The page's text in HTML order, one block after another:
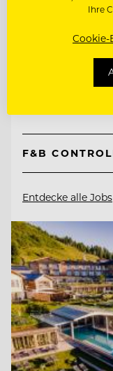
TOP
F&B
Entdecke alle Jobs
Ihre
Cookie-